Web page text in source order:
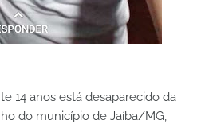
14 anos está desaparecido da
do município de Jaíba/MG,